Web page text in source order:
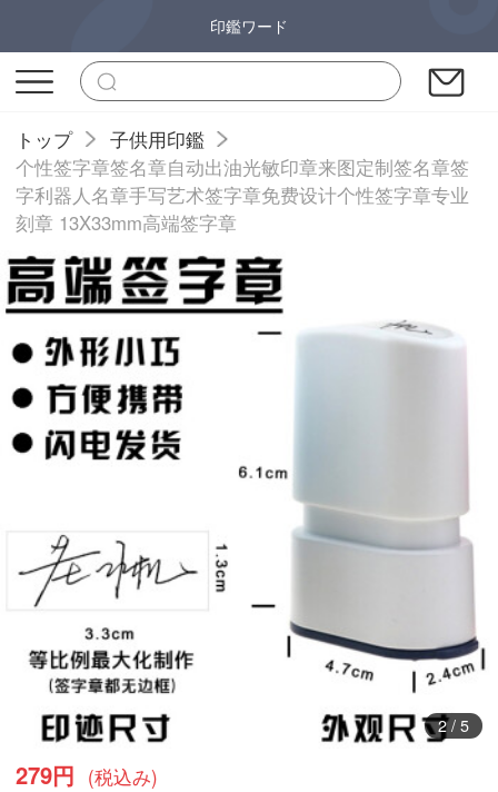
印鑑ワード
トップ
子供用印鑑
个性签字章签名章自动出油光敏印章来图定制签名章签
字利器人名章手写艺术签字章免费设计个性签字章专业
刻章 13X33mm高端签字章
2/ 5
279円 (税込み)